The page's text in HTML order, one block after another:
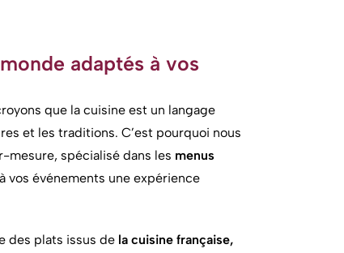
adaptés à vos
que la cuisine est un langage
et les traditions. C’est pourquoi nous
mesure, spécialisé dans les menus
vos événements une expérience
des plats issus de la cuisine française,